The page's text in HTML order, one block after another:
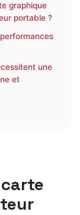
graphique
portable ?
une
et